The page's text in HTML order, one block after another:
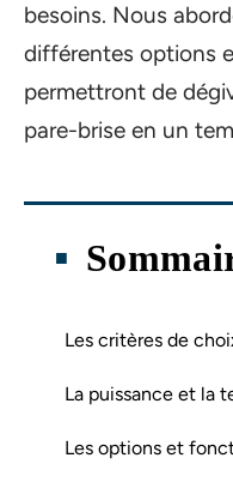
besoins. Nous
différentes options
permettront de
pare-brise en un
Les critères de
La puissance et la
Les options et